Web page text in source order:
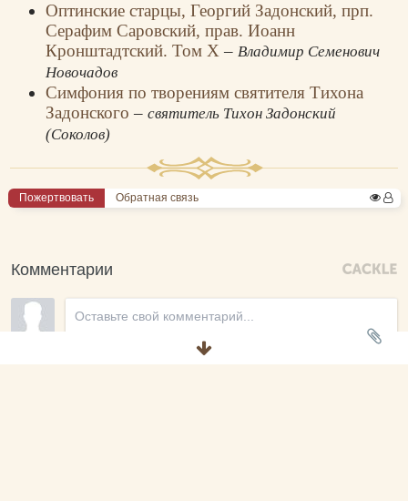
Оптинские старцы, Георгий Задонский, прп.
Серафим Саровский, прав. Иоанн
Кронштадтский. Том Х– Владимир Семенович
Новочадов
Симфония по творениям святителя Тихона
Задонского– святитель Тихон Задонский
(Соколов)
Пожертвовать Обратная связь
Комментарии